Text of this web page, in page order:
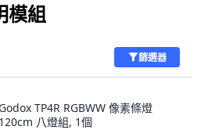
模組
篩選器
Godox TP4R RGBWW 像素條燈
120cm 八燈組, 1個